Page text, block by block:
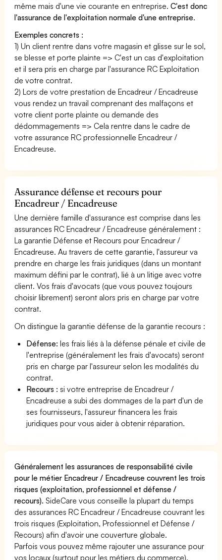
même mais d'une vie courante en entreprise.C'est donc
l'assurance de l'exploitation normale d'une entreprise.
Exemples concrets :
1) Un client rentre dans votre magasin et glisse sur le sol,
se blesse et porte plainte => C'est un cas d'exploitation
et il sera pris en charge par l'assurance RC Exploitation
de votre contrat.
2) Lors de votre prestation de Encadreur / Encadreuse
vous rendez un travail comprenant des malfaçons et
votre client porte plainte ou demande des
dédommagements => Cela rentre dans le cadre de
votre assurance RC professionnelle Encadreur /
Encadreuse.
Assurance défense et recours pour
Encadreur / Encadreuse
Une dernière famille d'assurance est comprise dans les
assurances RC Encadreur / Encadreuse généralement :
La garantie Défense et Recours pour Encadreur /
Encadreuse. Au travers de cette garantie, l'assureur va
prendre en charge les frais juridiques (dans un montant
maximum défini par le contrat), lié à un litige avec votre
client. Vos frais d'avocats (que vous pouvez toujours
choisir librement) seront alors pris en charge par votre
contrat.
On distingue la garantie défense de la garantie recours :
Défense: les frais liés à la défense pénale et civile de
l'entreprise (généralement les frais d'avocats) seront
pris en charge par l'assureur selon les modalités du
contrat.
Recours : si votre entreprise de Encadreur /
Encadreuse a subi des dommages de la part d'un de
ses fournisseurs, l'assureur financera les frais
juridiques pour vous aider à obtenir réparation.
Généralement les assurances de responsabilité civile
pour le métier Encadreur / Encadreuse couvrent les trois
risques (exploitation, professionnel et défense /
recours). SideCare vous conseille la plupart du temps
des assurances RC Encadreur / Encadreuse couvrant les
trois risques (Exploitation, Professionnel et Défense /
Recours) afin d'avoir une couverture globale.
Parfois vous pouvez même rajouter une assurance pour
vos locaux (surtout pour les métiers du commerce).